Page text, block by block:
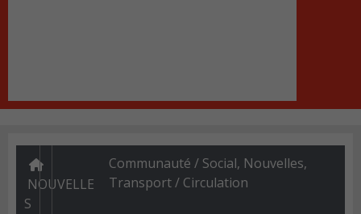
NOUVELLE
S
Communauté / Social, Nouvelles,
Transport / Circulation